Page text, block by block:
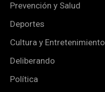
Prevención y Salud
Deportes
Cultura y Entretenimiento
Deliberando
Política